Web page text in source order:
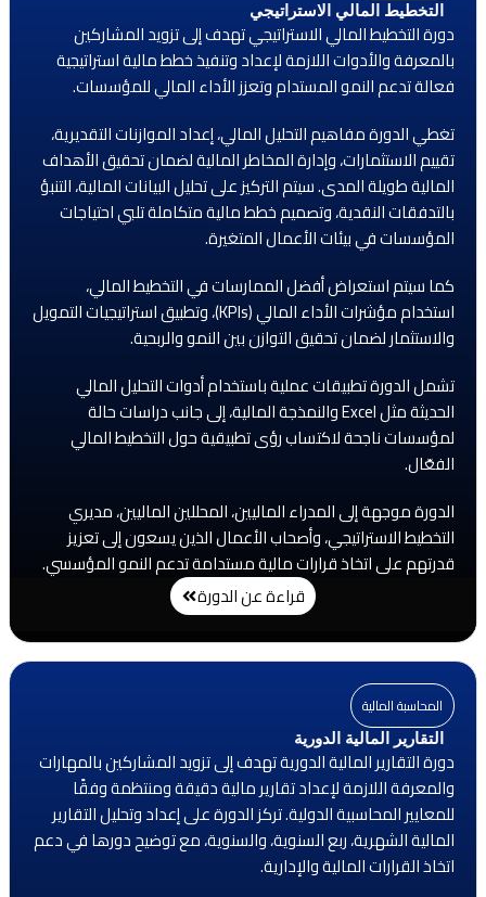
التخطيط المالي الاستراتيجي
دورة التخطيط المالي الاستراتيجي تهدف إلى تزويد المشاركين
بالمعرفة والأدوات اللازمة لإعداد وتنفيذ خطط مالية استراتيجية
فعالة تدعم النمو المستدام وتعزز الأداء المالي للمؤسسات.
تغطي الدورة مفاهيم التحليل المالي، إعداد الموازنات التقديرية،
تقييم الاستثمارات، وإدارة المخاطر المالية لضمان تحقيق الأهداف
المالية طويلة المدى. سيتم التركيز على تحليل البيانات المالية، التنبؤ
بالتدفقات النقدية، وتصميم خطط مالية متكاملة تلبي احتياجات
المؤسسات في بيئات الأعمال المتغيرة.
كما سيتم استعراض أفضل الممارسات في التخطيط المالي،
استخدام مؤشرات الأداء المالي (KPIs)، وتطبيق استراتيجيات التمويل
والاستثمار لضمان تحقيق التوازن بين النمو والربحية.
تشمل الدورة تطبيقات عملية باستخدام أدوات التحليل المالي
الحديثة مثل Excel والنمذجة المالية، إلى جانب دراسات حالة
لمؤسسات ناجحة لاكتساب رؤى تطبيقية حول التخطيط المالي
الفعّال.
الدورة موجهة إلى المدراء الماليين، المحللين الماليين، مديري
التخطيط الاستراتيجي، وأصحاب الأعمال الذين يسعون إلى تعزيز
قدرتهم على اتخاذ قرارات مالية مستدامة تدعم النمو المؤسسي.
قراءة عن الدورة
المحاسبة المالية
التقارير المالية الدورية
دورة التقارير المالية الدورية تهدف إلى تزويد المشاركين بالمهارات
والمعرفة اللازمة لإعداد تقارير مالية دقيقة ومنتظمة وفقًا
للمعايير المحاسبية الدولية. تركز الدورة على إعداد وتحليل التقارير
المالية الشهرية، ربع السنوية، والسنوية، مع توضيح دورها في دعم
اتخاذ القرارات المالية والإدارية.